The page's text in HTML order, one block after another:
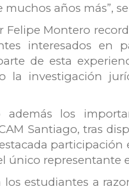
años más”,
Felipe Montero
interesados en
de esta
la investigación
además los
Santiago, tras
único representante
los estudiantes a